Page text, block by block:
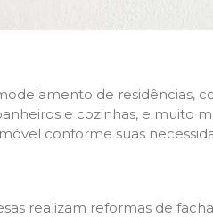
de residências,
e cozinhas, e muito
conforme suas
realizam reformas de